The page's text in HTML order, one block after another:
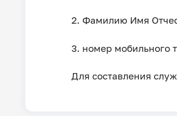
2. Фамилию Имя
3. номер мобильного
Для составления